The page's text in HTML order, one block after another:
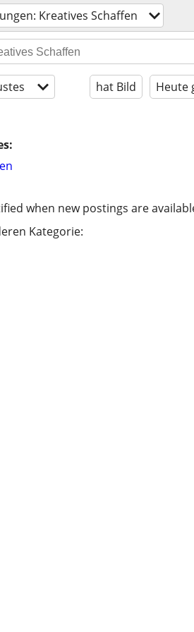
Kreatives Schaffen
hat Bild Heute
when new postings are
Kategorie: